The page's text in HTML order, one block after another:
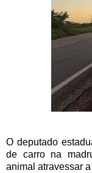
O deputado
de carro na
animal atravessar